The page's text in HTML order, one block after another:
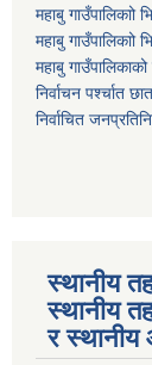
महाबु गाउँपालिकाो
महाबु गाउँपालिकाो
महाबु गाउँपालिकाको
निर्वाचन पर्श्चात
निर्वाचित
स्थानीय
स्थानीय
र स्थानीय